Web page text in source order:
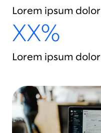
Lorem ipsum
XX%
Lorem ipsum